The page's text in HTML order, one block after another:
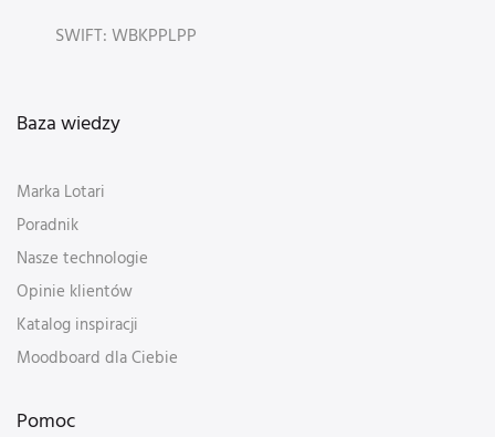
SWIFT: WBKPPLPP
Baza wiedzy
Marka Lotari
Poradnik
Nasze technologie
Opinie klientów
Katalog inspiracji
Moodboard dla Ciebie
Pomoc